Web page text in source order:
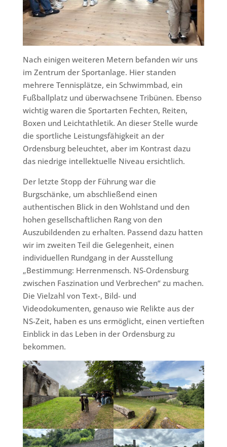
Nach einigen weiteren Metern befanden wir uns
im Zentrum der Sportanlage. Hier standen
mehrere Tennisplätze, ein Schwimmbad, ein
Fußballplatz und überwachsene Tribünen. Ebenso
wichtig waren die Sportarten Fechten, Reiten,
Boxen und Leichtathletik. An dieser Stelle wurde
die sportliche Leistungsfähigkeit an der
Ordensburg beleuchtet, aber im Kontrast dazu
das niedrige intellektuelle Niveau ersichtlich.
Der letzte Stopp der Führung war die
Burgschänke, um abschließend einen
authentischen Blick in den Wohlstand und den
hohen gesellschaftlichen Rang von den
Auszubildenden zu erhalten. Passend dazu hatten
wir im zweiten Teil die Gelegenheit, einen
individuellen Rundgang in der Ausstellung
„Bestimmung: Herrenmensch. NS-Ordensburg
zwischen Faszination und Verbrechen“ zu machen.
Die Vielzahl von Text-, Bild- und
Videodokumenten, genauso wie Relikte aus der
NS-Zeit, haben es uns ermöglicht, einen vertieften
Einblick in das Leben in der Ordensburg zu
bekommen.